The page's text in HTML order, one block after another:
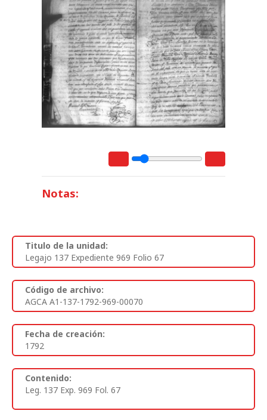
Notas:
Titulo de la unidad:
Legajo 137 Expediente 969 Folio 67
Código de archivo:
AGCA A1-137-1792-969-00070
Fecha de creación:
1792
Contenido:
Leg. 137 Exp. 969 Fol. 67